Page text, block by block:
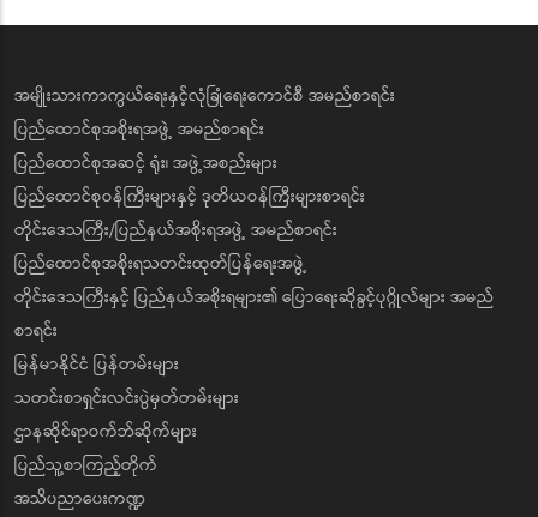
အမျိုးသားကာကွယ်ရေးနှင့်လုံခြုံရေးကောင်စီ အမည်စာရင်း
ပြည်ထောင်စုအစိုးရအဖွဲ့ အမည်စာရင်း
ပြည်ထောင်စုအဆင့် ရုံး၊ အဖွဲ့အစည်းများ
ပြည်ထောင်စုဝန်ကြီးများနှင့် ဒုတိယဝန်ကြီးများစာရင်း
တိုင်းဒေသကြီး/ပြည်နယ်အစိုးရအဖွဲ့ အမည်စာရင်း
ပြည်ထောင်စုအစိုးရသတင်းထုတ်ပြန်ရေးအဖွဲ့
တိုင်းဒေသကြီးနှင့် ပြည်နယ်အစိုးရများ၏ ပြောရေးဆိုခွင့်ပုဂ္ဂိုလ်များ အမည်
စာရင်း
မြန်မာနိုင်ငံ ပြန်တမ်းများ
သတင်းစာရှင်းလင်းပွဲမှတ်တမ်းများ
ဌာနဆိုင်ရာဝက်ဘ်ဆိုက်များ
ပြည်သူ့စာကြည့်တိုက်
အသိပညာပေးကဏ္ဍ